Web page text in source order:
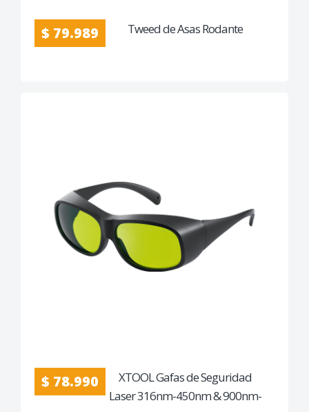
$ 79.989 Tweed de Asas Rodante
$ 78.990
XTOOL Gafas de Seguridad
Laser 316nm-450nm & 900nm-